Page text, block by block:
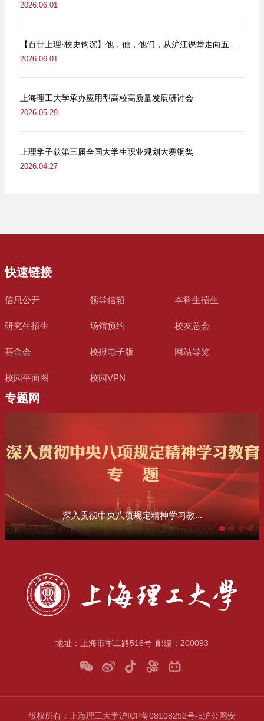
2026.06.01
【百廿上理·校史钩沉】他，他，他们，从沪江课堂走向五卅街头
2026.06.01
上海理工大学承办应用型高校高质量发展研讨会
2026.05.29
上理学子获第三届全国大学生职业规划大赛铜奖
2026.04.27
地址：上海市军工路516号 邮编：200093
快速链接
信息公开 领导信箱 本科生招生
研究生招生 场馆预约 校友总会
基金会 校报电子版 网站导览
校园平面图 校园VPN
专题网
深入贯彻中央八项规定精神学习教...
版权所有：上海理工大学沪ICP备08108292号-5沪公网安